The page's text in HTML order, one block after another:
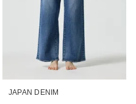
JAPAN DENIM